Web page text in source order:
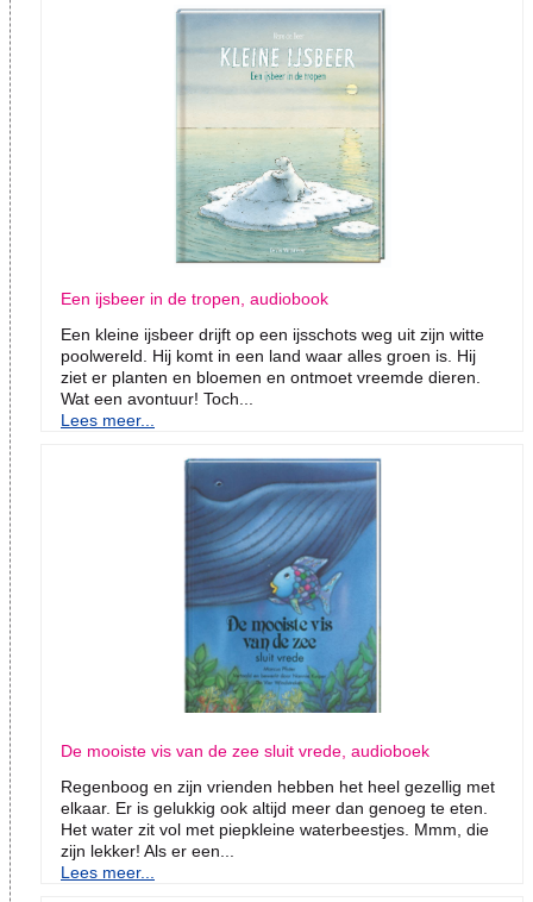
Een ijsbeer in de tropen, audiobook
Een kleine ijsbeer drijft op een ijsschots weg uit zijn witte
poolwereld. Hij komt in een land waar alles groen is. Hij
ziet er planten en bloemen en ontmoet vreemde dieren.
Wat een avontuur! Toch...
Lees meer...
De mooiste vis van de zee sluit vrede, audioboek
Regenboog en zijn vrienden hebben het heel gezellig met
elkaar. Er is gelukkig ook altijd meer dan genoeg te eten.
Het water zit vol met piepkleine waterbeestjes. Mmm, die
zijn lekker! Als er een...
Lees meer...